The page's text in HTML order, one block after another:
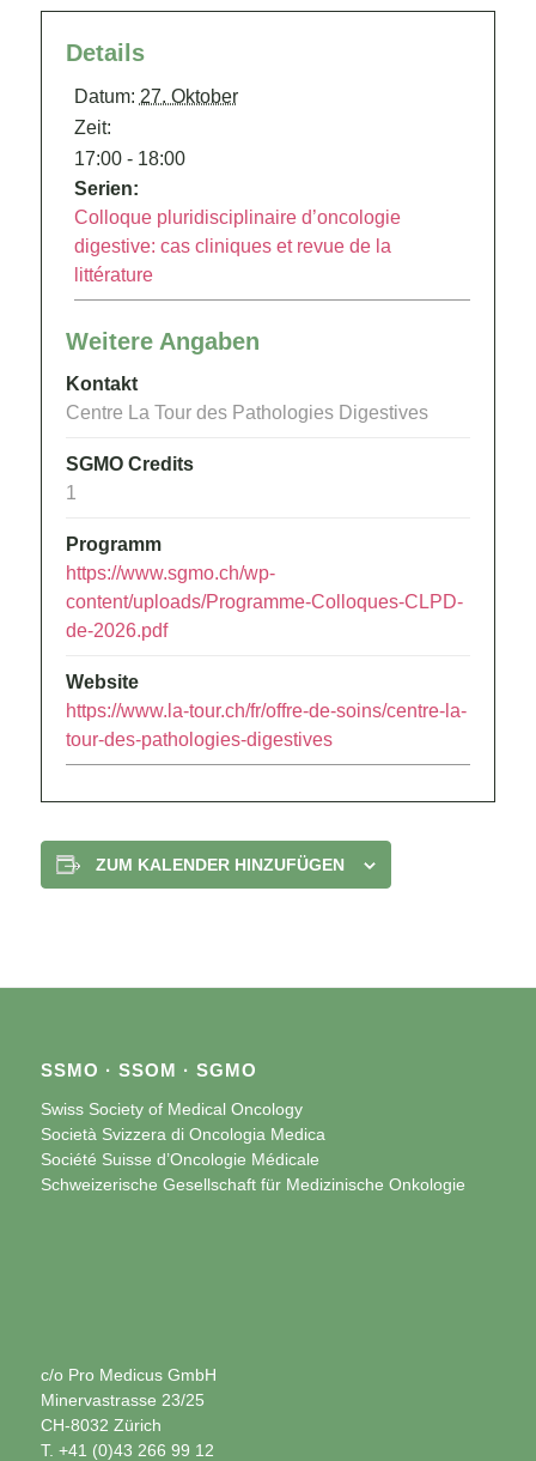
Details
Datum: 27. Oktober
Zeit:
17:00 - 18:00
Serien:
Colloque pluridisciplinaire d’oncologie
digestive: cas cliniques et revue de la
littérature
Weitere Angaben
Kontakt
Centre La Tour des Pathologies Digestives
SGMO Credits
1
Programm
https://www.sgmo.ch/wp-
content/uploads/Programme-Colloques-CLPD-
de-2026.pdf
Website
https://www.la-tour.ch/fr/offre-de-soins/centre-la-
tour-des-pathologies-digestives
ZUM KALENDER HINZUFÜGEN
SSMO · SSOM · SGMO
Swiss Society of Medical Oncology
Società Svizzera di Oncologia Medica
Société Suisse d’Oncologie Médicale
Schweizerische Gesellschaft für Medizinische Onkologie
c/o Pro Medicus GmbH
Minervastrasse 23/25
CH-8032 Zürich
T. +41 (0)43 266 99 12